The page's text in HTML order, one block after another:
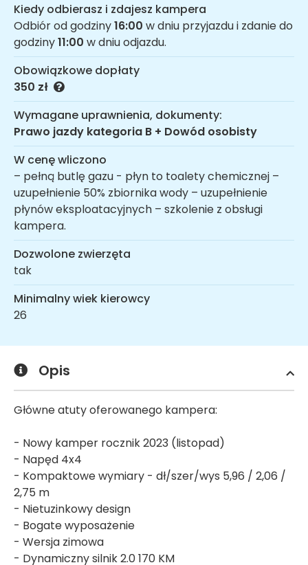
Kiedy odbierasz i zdajesz kampera
Odbiór od godziny16:00 w dniu przyjazdu i zdanie do
godziny11:00 w dniu odjazdu.
Obowiązkowe dopłaty
350 zł
Wymagane uprawnienia, dokumenty:
Prawo jazdy kategoria B + Dowód osobisty
W cenę wliczono
– pełną butlę gazu - płyn to toalety chemicznej –
uzupełnienie 50% zbiornika wody – uzupełnienie
płynów eksploatacyjnych – szkolenie z obsługi
kampera.
Dozwolone zwierzęta
tak
Minimalny wiek kierowcy
26
Opis
Główne atuty oferowanego kampera:
- Nowy kamper rocznik 2023 (listopad)
- Napęd 4x4
- Kompaktowe wymiary - dł/szer/wys 5,96 / 2,06 /
2,75 m
- Nietuzinkowy design
- Bogate wyposażenie
- Wersja zimowa
- Dynamiczny silnik 2.0 170 KM